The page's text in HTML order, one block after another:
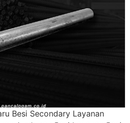
Besi Secondary Layanan